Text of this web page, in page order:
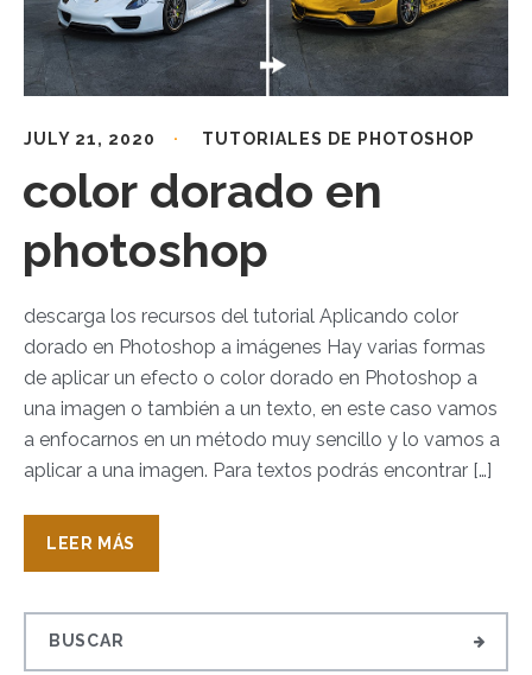
JULY 21, 2020 TUTORIALES DE PHOTOSHOP
color dorado en
photoshop
descarga los recursos del tutorial Aplicando color
dorado en Photoshop a imágenes Hay varias formas
de aplicar un efecto o color dorado en Photoshop a
una imagen o también a un texto, en este caso vamos
a enfocarnos en un método muy sencillo y lo vamos a
aplicar a una imagen. Para textos podrás encontrar […]
LEER MÁS